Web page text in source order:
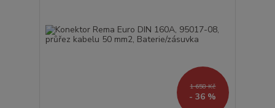
1 658 Kč
- 36 %